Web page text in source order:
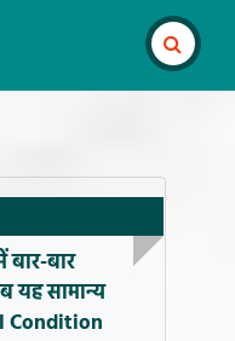
बार
यह सामान्य
Condition